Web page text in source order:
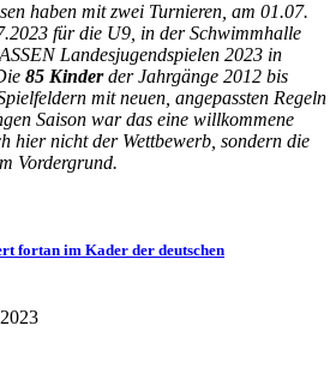
haben mit zwei Turnieren, am 01.07.
für die U9, in der Schwimmhalle
Landesjugendspielen 2023 in
85 Kinderder Jahrgänge 2012 bis
mit neuen, angepassten Regeln
Saison war das eine willkommene
hier nicht der Wettbewerb, sondern die
Vordergrund.
fortan im Kader der deutschen